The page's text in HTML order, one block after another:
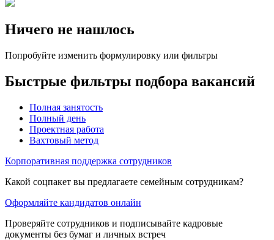
Ничего не нашлось
Попробуйте изменить формулировку или фильтры
Быстрые фильтры подбора вакансий
Полная занятость
Полный день
Проектная работа
Вахтовый метод
Корпоративная поддержка сотрудников
Какой соцпакет вы предлагаете семейным сотрудникам?
Оформляйте кандидатов онлайн
Проверяйте сотрудников и подписывайте кадровые
документы без бумаг и личных встреч